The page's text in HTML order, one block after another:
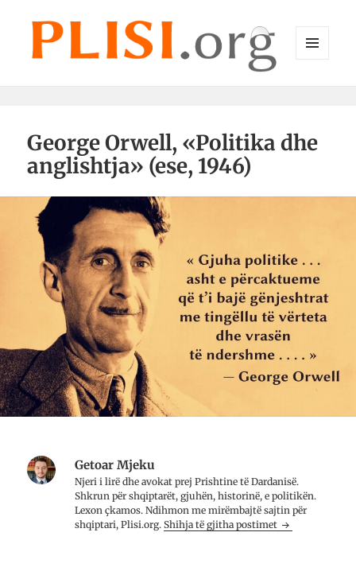
George Orwell, «Politika dhe
anglishtja» (ese, 1946)
Getoar Mjeku
Njeri i lirë dhe avo­kat prej Prish­tine të Dar­da­nisë.
Shkrun për shqip­tarët, gju­hën, histo­rinë, e poli­ti­kën.
Lexon çkamos. Ndih­mon me mirë­mbajtë saj­tin për
shqip­tari, Plisi.org.Shihja të gjitha postimet